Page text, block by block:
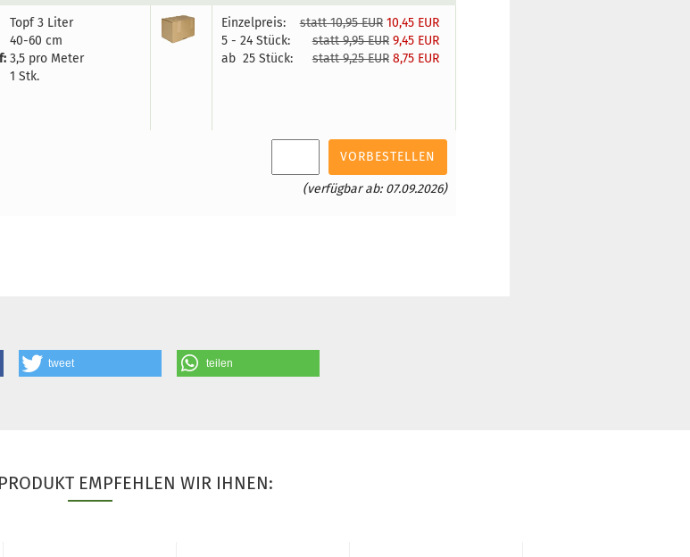
Topf 3 Liter
40-60 cm
3,5 pro Meter
1 Stk.
Einzelpreis: statt 10,95 EUR 10,45 EUR
5 - 24 Stück:
statt 9,95 EUR 9,45 EUR
ab 25 Stück:
statt 9,25 EUR 8,75 EUR
VORBESTELLEN
(verfügbar ab: 07.09.2026)
tweet teilen
EMPFEHLEN WIR IHNEN: